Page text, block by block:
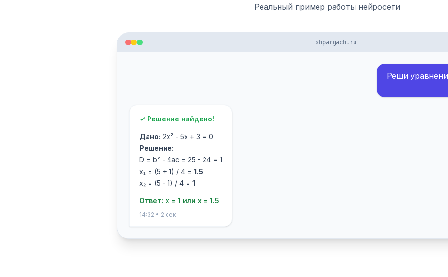
Реальный пример работы нейросети
shpargach.ru
Реши
✓ Решение найдено!
Дано: 2x² - 5x + 3 = 0
Решение:
D = b² - 4ac = 25 - 24 = 1
x₁ = (5 + 1) / 4 = 1.5
x₂ = (5 - 1) / 4 = 1
Ответ: x = 1 или x = 1.5
14:32 • 2 сек